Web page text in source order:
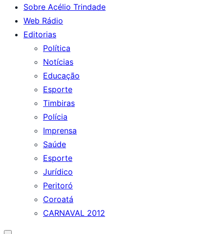
Sobre Acélio Trindade
Web Rádio
Editorias
Política
Notícias
Educação
Esporte
Timbiras
Polícia
Imprensa
Saúde
Esporte
Jurídico
Peritoró
Coroatá
CARNAVAL 2012